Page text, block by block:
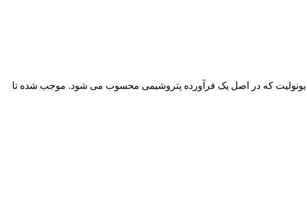
یونولیت که در اصل یک فرآورده پتروشیمی محسوب می شود. موجب شده تا